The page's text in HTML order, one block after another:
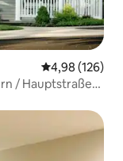
4,98 (126)
/ Hauptstraße